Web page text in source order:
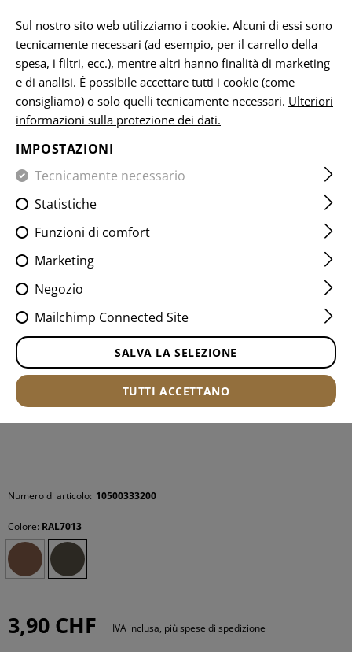
giorno festivo su 15.08.2026.
CASA ATTREZZATURA TOPPE TESSUTO
B NEG BLOODGROUP PATCH
Numero di articolo: 10500333200
Colore: RAL7013
3,90 CHF IVA inclusa, più spese di spedizione
Sul nostro sito web utilizziamo i cookie. Alcuni di essi sono
tecnicamente necessari (ad esempio, per il carrello della
spesa, i filtri, ecc.), mentre altri hanno finalità di marketing
e di analisi. È possibile accettare tutti i cookie (come
consigliamo) o solo quelli tecnicamente necessari. Ulteriori
informazioni sulla protezione dei dati.
IMPOSTAZIONI
Tecnicamente necessario
Statistiche
Funzioni di comfort
Marketing
Negozio
Mailchimp Connected Site
SALVA LA SELEZIONE
TUTTI ACCETTANO